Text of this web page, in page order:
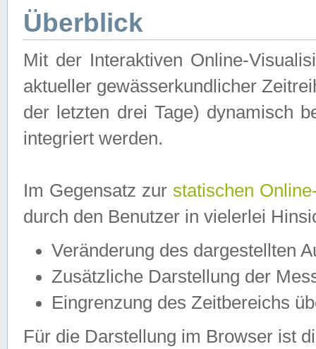
Überblick
Mit der Interaktiven Online-
aktueller gewässerkundlicher
der letzten drei Tage) dynamisch
integriert werden.
Im Gegensatz zur statischen
durch den Benutzer in vielerlei
Veränderung des dargestellten
Zusätzliche Darstellung der
Eingrenzung des Zeitbereichs
Für die Darstellung im Browser ist